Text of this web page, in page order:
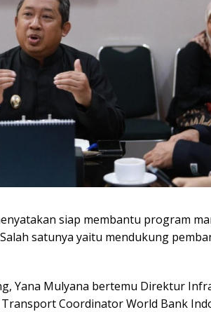
siap membantu program
satunya yaitu mendukung
Yana Mulyana bertemu Direktur
Coordinator World Bank